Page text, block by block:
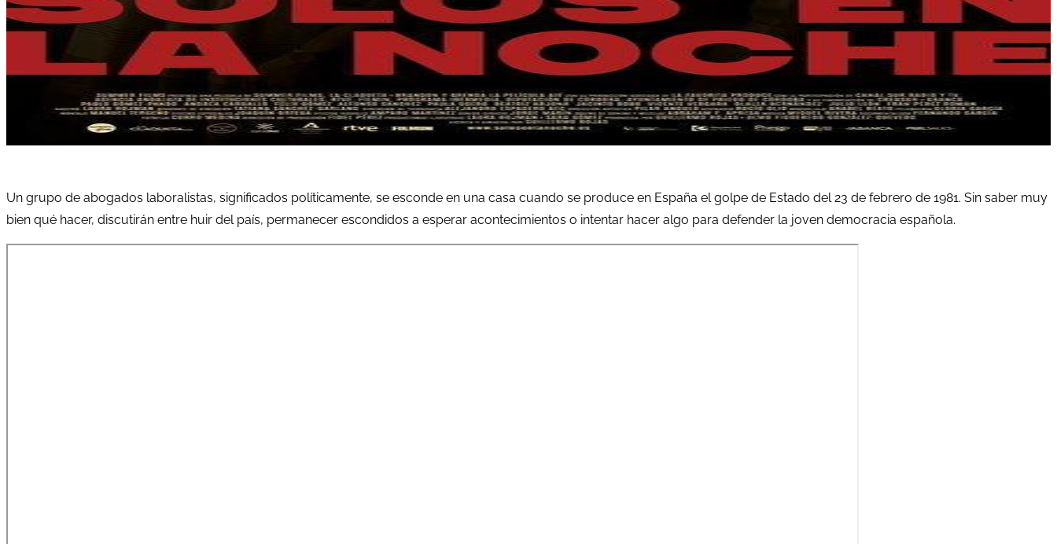
Un grupo de abogados laboralistas, significados políticamente, se esconde en una casa cuando se produce en España el golpe de Estado del 23 de febrero de 1981. Sin saber muy
bien qué hacer, discutirán entre huir del país, permanecer escondidos a esperar acontecimientos o intentar hacer algo para defender la joven democracia española.